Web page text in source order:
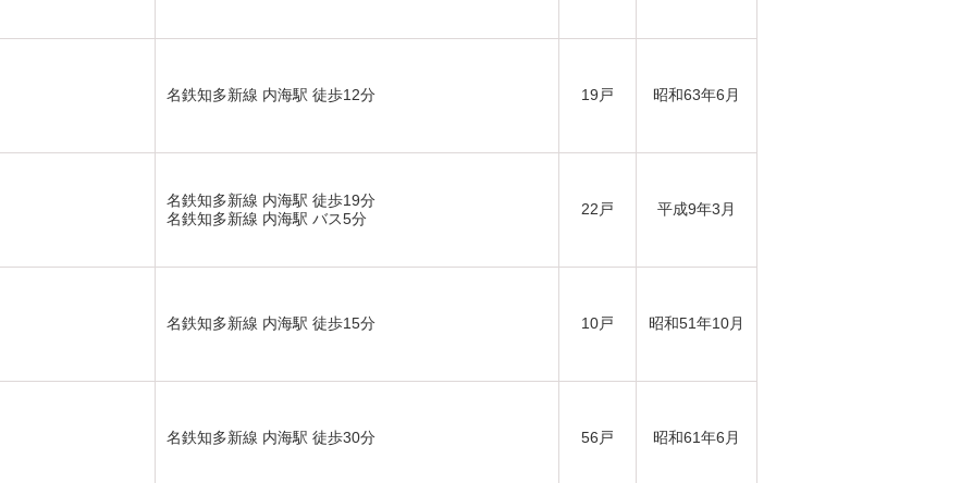
名鉄知多新線 内海駅 徒歩12分 19戸 昭和63年6月
名鉄知多新線 内海駅 徒歩19分
名鉄知多新線 内海駅 バス5分
22戸 平成9年3月
名鉄知多新線 内海駅 徒歩15分 10戸 昭和51年10月
名鉄知多新線 内海駅 徒歩30分 56戸 昭和61年6月